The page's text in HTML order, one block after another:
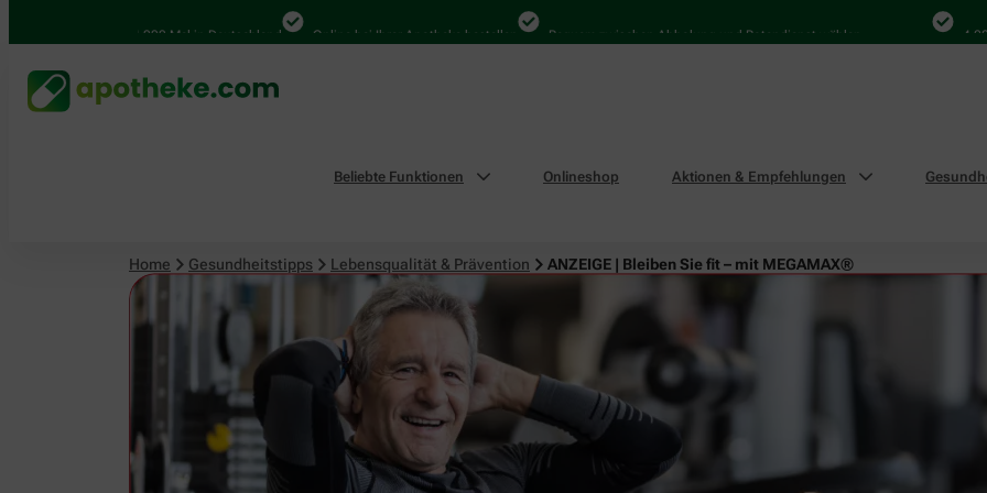
4.000 Mal in Deutschland Online bei Ihrer Apotheke bestellen Bequem zwischen Abholung und Botendienst wählen 4.000 Mal
Beliebte Funktionen Onlineshop Aktionen & Empfehlungen
Home Gesundheitstipps Lebensqualität & Prävention ANZEIGE | Bleiben Sie fit – mit MEGAMAX®
Lebensqualität & Prävention